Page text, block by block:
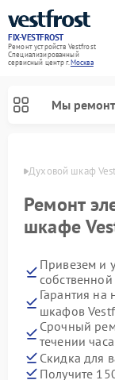
FIX-VESTFROST
Ремонт устройств Vestfrost
Специализированный
cервисный центр г.Москва
Мы
Духовой шкаф
Ремонт
шкафе
Привезем и
Гарантия
шкафов
Срочный
течении часа
Скидка для
Получите